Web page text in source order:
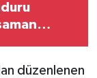
düzenlenen